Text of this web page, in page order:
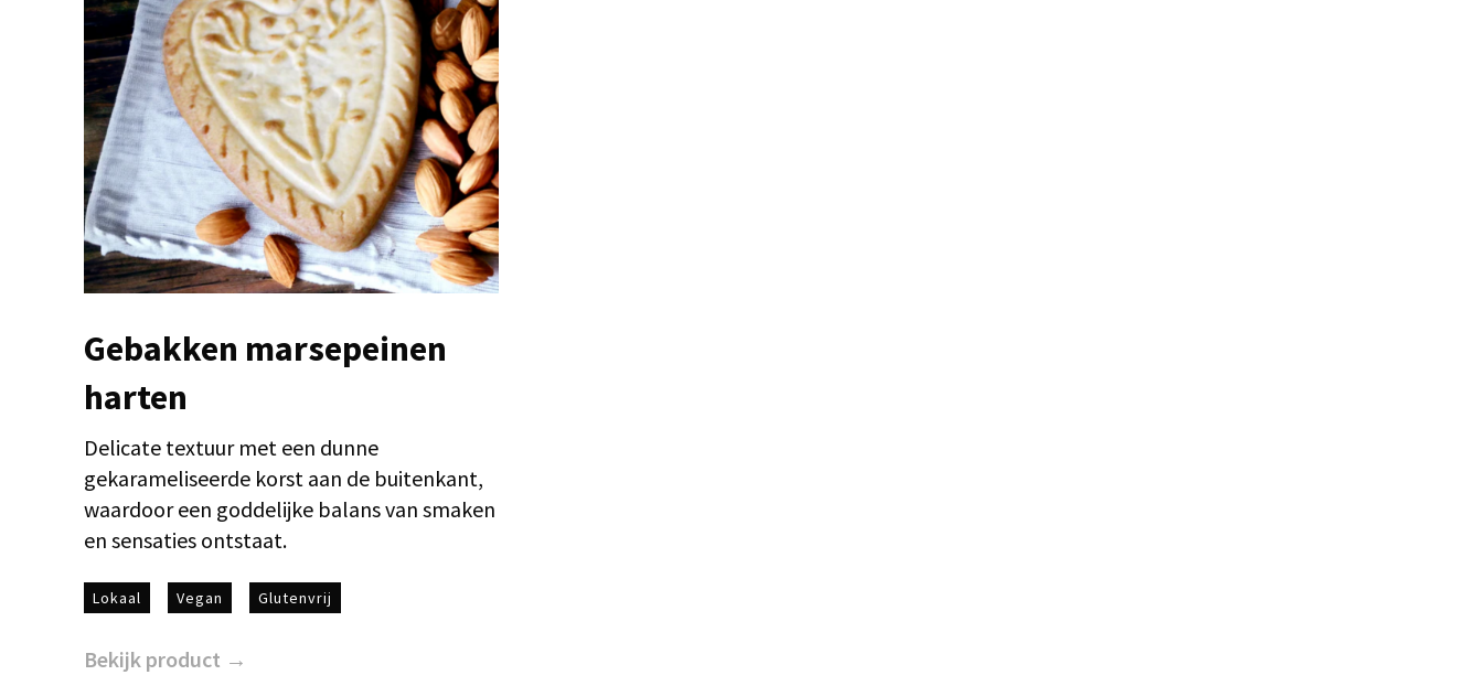
Gebakken marsepeinen
harten
Delicate textuur met een dunne
gekarameliseerde korst aan de buitenkant,
waardoor een goddelijke balans van smaken
en sensaties ontstaat.
Lokaal Vegan Glutenvrij
Bekijk product →